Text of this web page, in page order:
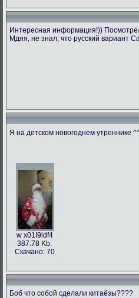
Интересная информация!))
Мдяя, не знал, что русский вариант
Я на детском новогоднем утреннике
w x01I9ldf4
387.78 Kb.
Скачано: 70
Боб что собой сделали китаёзы????